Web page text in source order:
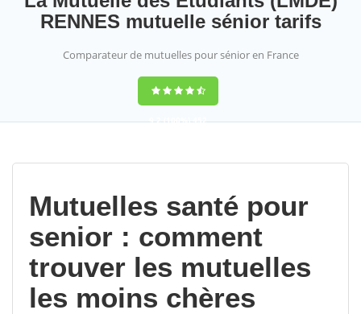
RENNES mutuelle sénior tarifs
Comparateur de mutuelles pour sénior en France
9,2(100%)452
Mutuelles santé pour
senior : comment
trouver les mutuelles
les moins chères